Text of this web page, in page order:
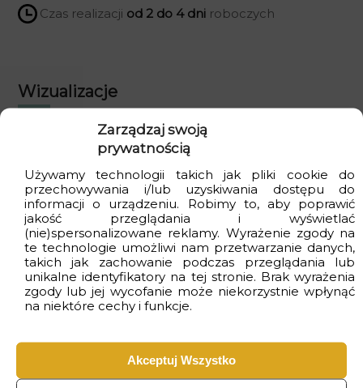
Zarządzaj swoją
prywatnością
Używamy technologii takich jak pliki cookie do
przechowywania i/lub uzyskiwania dostępu do
informacji o urządzeniu. Robimy to, aby poprawić
jakość przeglądania i wyświetlać
(nie)spersonalizowane reklamy. Wyrażenie zgody na
te technologie umożliwi nam przetwarzanie danych,
takich jak zachowanie podczas przeglądania lub
unikalne identyfikatory na tej stronie. Brak wyrażenia
zgody lub jej wycofanie może niekorzystnie wpłynąć
na niektóre cechy i funkcje.
Akceptuj Wszystko
Czas realizacji od 2 do 4 dni roboczych
Wizualizacje
Fototapeta Wiszące Liście